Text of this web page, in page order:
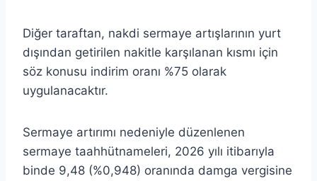
Diğer taraftan, nakdi sermaye artışlarının yurt
dışından getirilen nakitle karşılanan kısmı için
söz konusu indirim oranı %75 olarak
uygulanacaktır.
Sermaye artırımı nedeniyle düzenlenen
sermaye taahhütnameleri, 2026 yılı itibarıyla
binde 9,48 (%0,948) oranında damga vergisine